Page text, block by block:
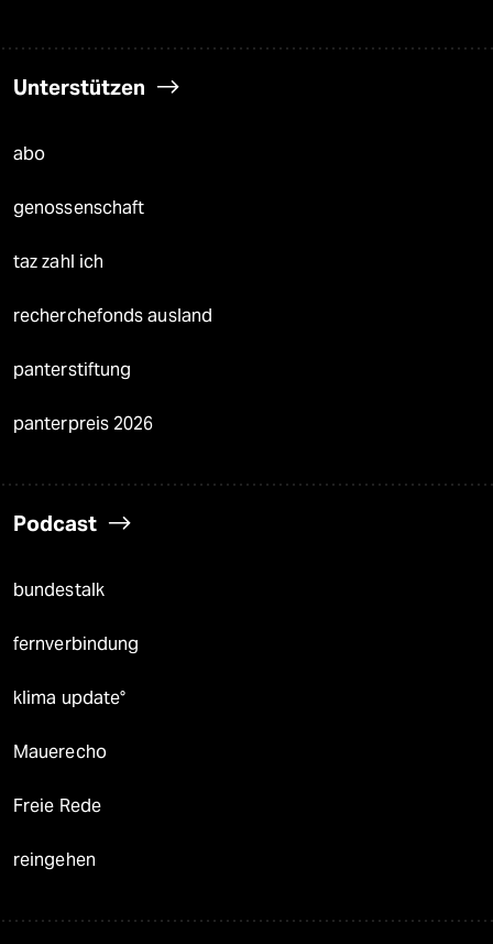
Unterstützen
abo
genossenschaft
taz zahl ich
recherchefonds ausland
panterstiftung
panterpreis 2026
Podcast
bundestalk
fernverbindung
klima update°
Mauerecho
Freie Rede
reingehen